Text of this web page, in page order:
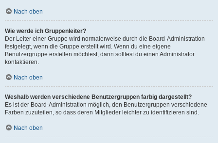
Nach oben
Wie werde ich Gruppenleiter?
Der Leiter einer Gruppe wird normalerweise durch die Board-Administration
festgelegt, wenn die Gruppe erstellt wird. Wenn du eine eigene
Benutzergruppe erstellen möchtest, dann solltest du einen Administrator
kontaktieren.
Nach oben
Weshalb werden verschiedene Benutzergruppen farbig dargestellt?
Es ist der Board-Administration möglich, den Benutzergruppen verschiedene
Farben zuzuteilen, so dass deren Mitglieder leichter zu identifizieren sind.
Nach oben